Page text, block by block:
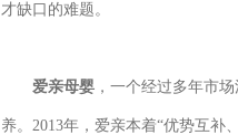
才缺口的难题。
爱亲母婴 ，一个经过多年市
养。2013年，爱亲本着“优势互补